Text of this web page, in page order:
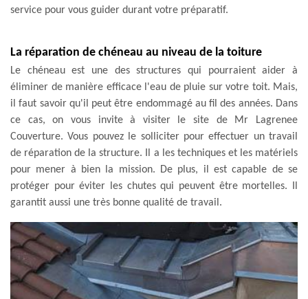
service pour vous guider durant votre préparatif.
La réparation de chéneau au niveau de la toiture
Le chéneau est une des structures qui pourraient aider à
éliminer de manière efficace l'eau de pluie sur votre toit. Mais,
il faut savoir qu'il peut être endommagé au fil des années. Dans
ce cas, on vous invite à visiter le site de Mr Lagrenee
Couverture. Vous pouvez le solliciter pour effectuer un travail
de réparation de la structure. Il a les techniques et les matériels
pour mener à bien la mission. De plus, il est capable de se
protéger pour éviter les chutes qui peuvent être mortelles. Il
garantit aussi une très bonne qualité de travail.